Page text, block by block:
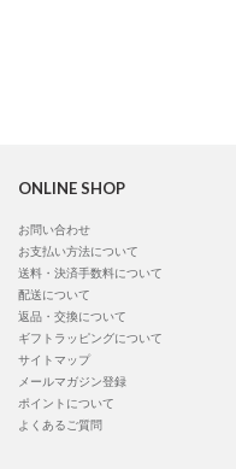
ONLINE SHOP
お問い合わせ
お支払い方法について
送料・決済手数料について
配送について
返品・交換について
ギフトラッピングについて
サイトマップ
メールマガジン登録
ポイントについて
よくあるご質問